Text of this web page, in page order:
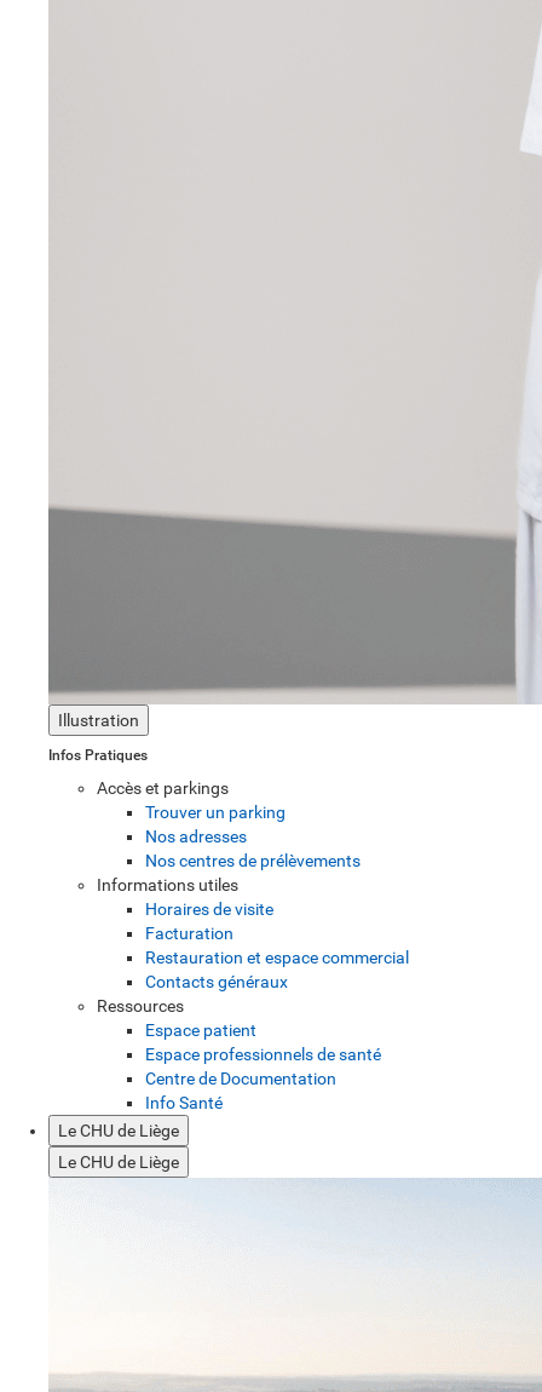
Illustration
Infos Pratiques
Accès et parkings
Trouver un parking
Nos adresses
Nos centres de prélèvements
Informations utiles
Horaires de visite
Facturation
Restauration et espace commercial
Contacts généraux
Ressources
Espace patient
Espace professionnels de santé
Centre de Documentation
Info Santé
Le CHU de Liège
Le CHU de Liège